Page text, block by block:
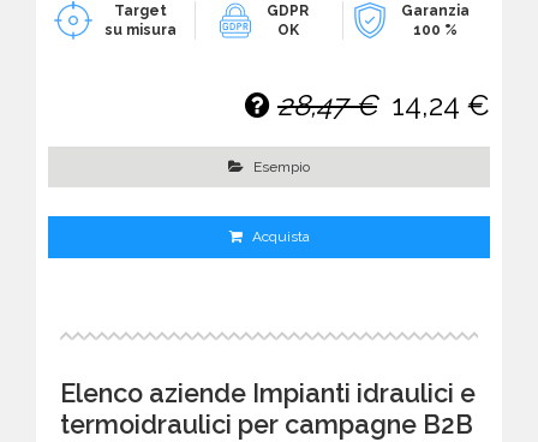
Target
su misura
GDPR
OK
Garanzia
100 %
28,47 € 14,24 €
Esempio
Acquista
Elenco aziende Impianti idraulici e
termoidraulici per campagne B2B